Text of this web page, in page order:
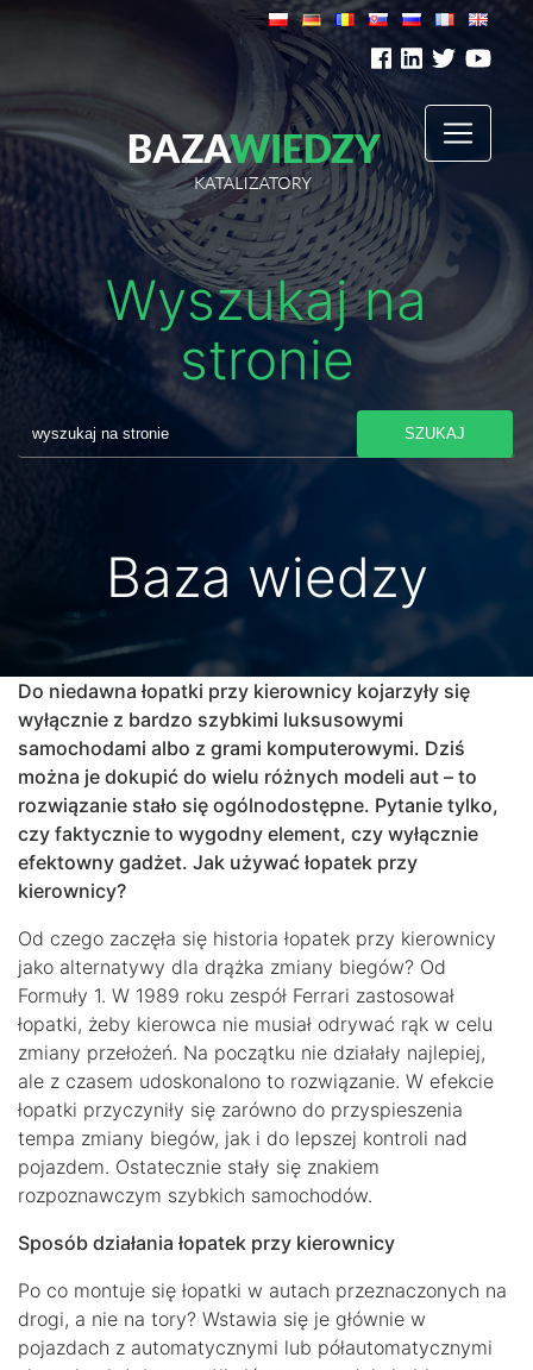
Wyszukaj na
stronie
SZUKAJ
Baza wiedzy
Do niedawna łopatki przy kierownicy kojarzyły się
wyłącznie z bardzo szybkimi luksusowymi
samochodami albo z grami komputerowymi. Dziś
można je dokupić do wielu różnych modeli aut – to
rozwiązanie stało się ogólnodostępne. Pytanie tylko,
czy faktycznie to wygodny element, czy wyłącznie
efektowny gadżet. Jak używać łopatek przy
kierownicy?
Od czego zaczęła się historia łopatek przy kierownicy
jako alternatywy dla drążka zmiany biegów? Od
Formuły 1. W 1989 roku zespół Ferrari zastosował
łopatki, żeby kierowca nie musiał odrywać rąk w celu
zmiany przełożeń. Na początku nie działały najlepiej,
ale z czasem udoskonalono to rozwiązanie. W efekcie
łopatki przyczyniły się zarówno do przyspieszenia
tempa zmiany biegów, jak i do lepszej kontroli nad
pojazdem. Ostatecznie stały się znakiem
rozpoznawczym szybkich samochodów.
Sposób działania łopatek przy kierownicy
Po co montuje się łopatki w autach przeznaczonych na
drogi, a nie na tory? Wstawia się je głównie w
pojazdach z automatycznymi lub półautomatycznymi